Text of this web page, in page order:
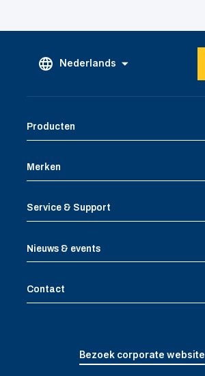
Nederlands
Producten
Merken
Service & Support
Nieuws & events
Contact
Bezoek corporate website